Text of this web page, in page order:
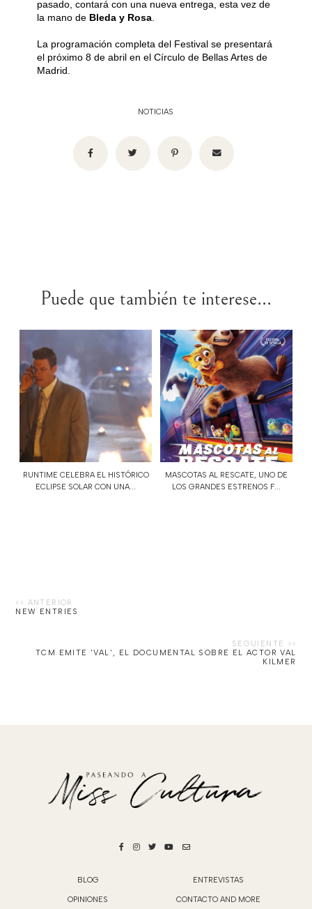
pasado, contará con una nueva entrega, esta vez de
la mano de Bleda y Rosa.
La programación completa del Festival se presentará
el próximo 8 de abril en el Círculo de Bellas Artes de
Madrid.
NOTICIAS
Puede que también te interese...
RUNTIME CELEBRA EL HISTÓRICO
ECLIPSE SOLAR CON UNA...
MASCOTAS AL RESCATE, UNO DE
LOS GRANDES ESTRENOS F...
NEW ENTRIES
TCM EMITE 'VAL', EL DOCUMENTAL SOBRE EL ACTOR VAL
KILMER
BLOG ENTREVISTAS
OPINIONES CONTACTO AND MORE